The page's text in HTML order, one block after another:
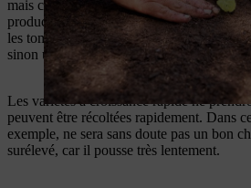
mais certaines conviennent mieux que
production optimale. Les plantes comme
les tomates cultivées en hauteur devraient
sinon une échelle sera nécessaire pour la
Les variétés à croissance rapide ne
peuvent être récoltées rapidement. Dans
exemple, ne sera sans doute pas un bon
surélevé, car il pousse très lentement.